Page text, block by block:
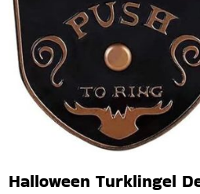
Halloween Turklingel